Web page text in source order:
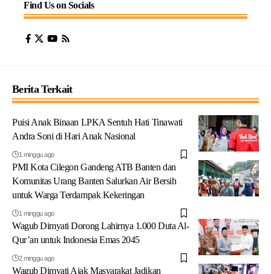
Find Us on Socials
Berita Terkait
Puisi Anak Binaan LPKA Sentuh Hati Tinawati
Andra Soni di Hari Anak Nasional
1 minggu ago
PMI Kota Cilegon Gandeng ATB Banten dan
Komunitas Urang Banten Salurkan Air Bersih
untuk Warga Terdampak Kekeringan
1 minggu ago
Wagub Dimyati Dorong Lahirnya 1.000 Duta Al-
Qur’an untuk Indonesia Emas 2045
2 minggu ago
Wagub Dimyati Ajak Masyarakat Jadikan